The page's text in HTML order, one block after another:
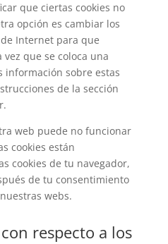
que ciertas cookies no
opción es cambiar los
Internet para que
que se coloca una
información sobre estas
de la sección
web puede no funcionar
cookies están
cookies de tu navegador,
de tu consentimiento
webs.
respecto a los